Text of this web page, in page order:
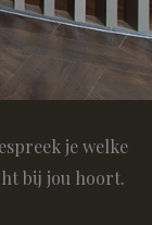
je welke
bij jou hoort.